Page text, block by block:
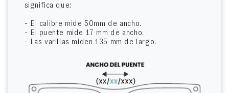
significa que:
- El calibre mide 50mm de ancho.
- El puente mide 17 mm de ancho.
- Las varillas miden 135 mm de largo.